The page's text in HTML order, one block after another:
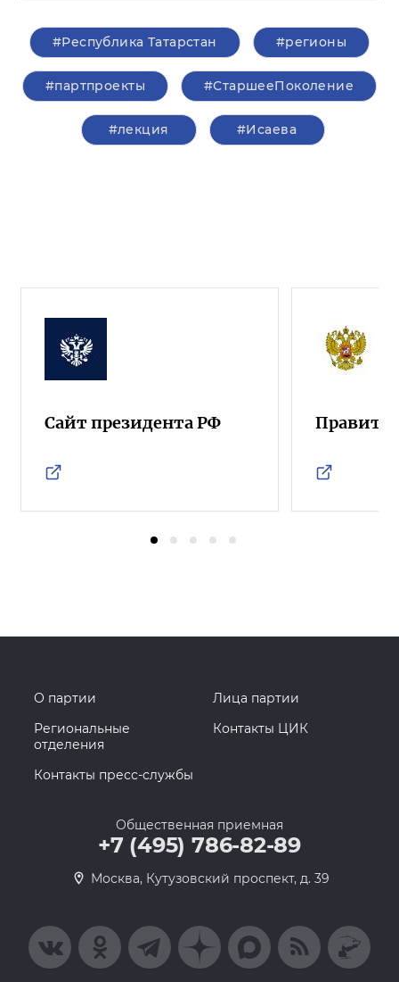
#Республика Татарстан #регионы
#партпроекты #СтаршееПоколение
#лекция #Исаева
Сайт президента РФ
О партии
Лица партии
Региональные
отделения
Контакты ЦИК
Контакты пресс-службы
Общественная приемная
+7 (495) 786-82-89
Москва, Кутузовский проспект, д. 39